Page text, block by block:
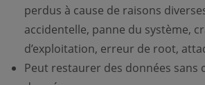
perdus à cause de raisons
accidentelle, panne du système,
d’exploitation, erreur de root,
Peut restaurer des données sans